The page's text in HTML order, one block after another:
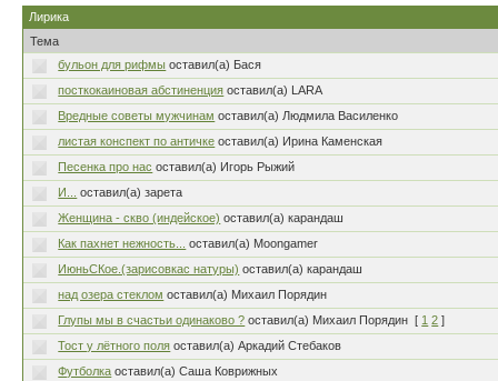
Лирика
Тема
бульон для рифмы оставил(а) Бася
посткокаиновая абстиненция оставил(а) LARA
Вредные советы мужчинам оставил(а) Людмила Василенко
листая конспект по античке оставил(а) Ирина Каменская
Песенка про нас оставил(а) Игорь Рыжий
И...
оставил(а) зарета
Женщина - скво (индейское) оставил(а) карандаш
Как пахнет нежность...
оставил(а) Moongamer
ИюньСКое.(зарисовкас натуры) оставил(а) карандаш
над озера стеклом оставил(а) Михаил Порядин
Глупы мы в счастьи одинаково ? оставил(а) Михаил Порядин [ 1 2 ]
Тост у лётного поля оставил(а) Аркадий Стебаков
Футболка оставил(а) Саша Коврижных